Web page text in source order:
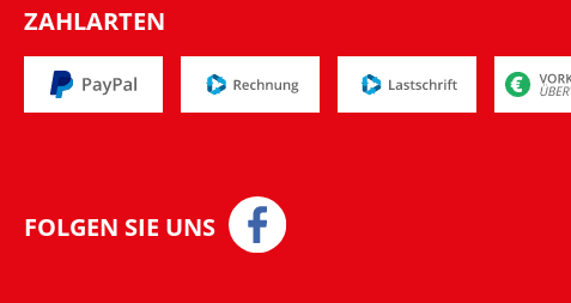
ZAHLARTEN
FOLGEN SIE UNS